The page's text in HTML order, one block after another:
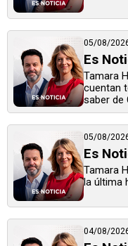
05/08/
Es
Tamara
cuentan
saber de
05/08/
Es
Tamara
la última
04/08/